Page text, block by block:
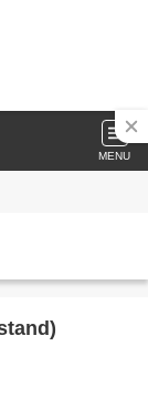
MENU